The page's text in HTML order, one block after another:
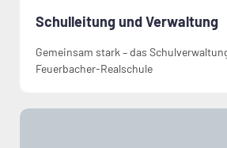
Schulleitung und Verwaltung
Gemeinsam stark – das
Feuerbacher-Realschule